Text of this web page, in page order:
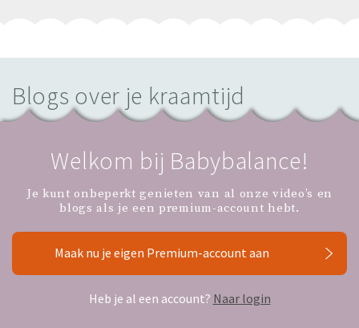
Blogs over je kraamtijd
Welkom bij Babybalance!
Je kunt onbeperkt genieten van al onze video’s en
blogs als je een premium-account hebt.
Maak nu je eigen Premium-account aan
Heb je al een account? Naar login